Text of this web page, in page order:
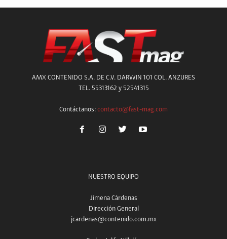
AMX CONTENIDO S.A. DE C.V. DARWIN 101 COL. ANZURES
TEL. 55313162 y 52541315
Contáctanos: contacto@fast-mag.com
NUESTRO EQUIPO
Jimena Cárdenas
Dirección General
jcardenas@contenido.com.mx